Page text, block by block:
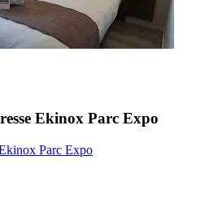
Ekinox Parc Expo
Parc Expo